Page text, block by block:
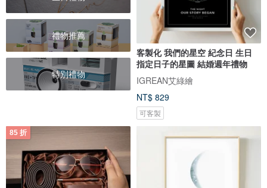
禮物推薦
特別禮物
客製化 我們的星空 紀念日 生日
指定日子的星圖 結婚週年禮物
IGREAN艾綠繪
NT$ 829
可客製
85 折